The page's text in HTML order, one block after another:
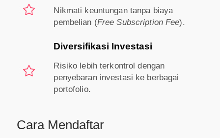
Nikmati keuntungan tanpa biaya
pembelian (Free Subscription Fee).
Diversifikasi Investasi
Risiko lebih terkontrol dengan
penyebaran investasi ke berbagai
portofolio.
Cara Mendaftar